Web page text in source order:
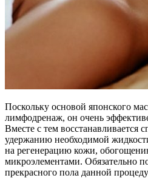
Поскольку основой японского
лимфодренаж, он очень
Вместе с тем восстанавливается
удержанию необходимой
на регенерацию кожи,
микроэлементами. Обязательно
прекрасного пола данной